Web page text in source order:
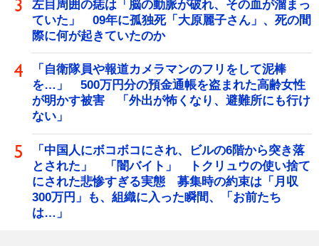
左目周囲の痣は「脳の動脈が破れ、その血が溜まっ
ていた」 09年に孤独死「大原麗子さん」、死の間
際に何が起きていたのか
「自衛隊員や報道カメラマンのフリをして泥棒
を…」 500万円分の預金通帳を盗まれた高齢女性
が明かす被害 「外出が怖くなり、避難所にも行け
ない」
「中国人にボコボコにされ、ビルの6階から突き落
とされた」 「闇バイト」 トクリュウの使い捨て
にされた悲惨すぎる実態 募集時の約束は「月収
300万円」も、組織に入った瞬間、「お前たち
は…」